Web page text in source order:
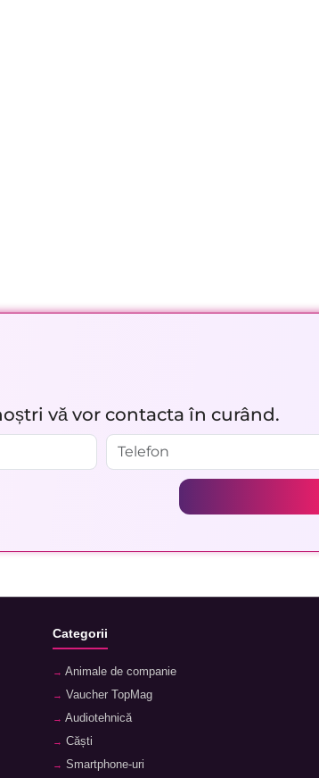
vă vor contacta în curând.
Categorii
Animale de companie
Vaucher TopMag
Audiotehnică
Căști
Smartphone-uri